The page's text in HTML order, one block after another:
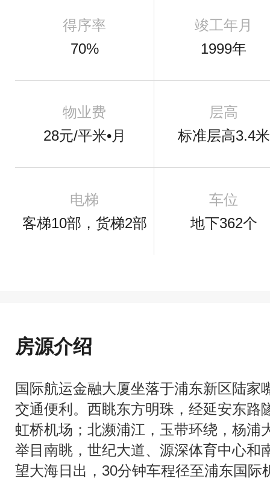
得序率
70%
竣工年月
1999年
物业费
28元/平米•月
层高
标准层高3.4米
电梯
客梯10部，货梯2部
车位
地下362个
房源介绍
国际航运金融大厦坐落于浦东新区陆家
交通便利。西眺东方明珠，经延安东路
虹桥机场；北濒浦江，玉带环绕，杨浦
举目南眺，世纪大道、源深体育中心和
望大海日出，30分钟车程径至浦东国际